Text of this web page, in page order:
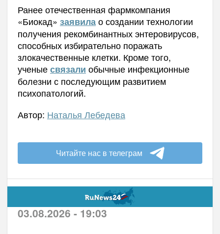
Ранее отечественная фармкомпания
«Биокад» заявилао создании технологии
получения рекомбинантных энтеровирусов,
способных избирательно поражать
злокачественные клетки. Кроме того,
ученыесвязали обычные инфекционные
болезни с последующим развитием
психопатологий.
Автор: Наталья Лебедева
Читайте нас в телеграм
03.08.2026 - 19:03